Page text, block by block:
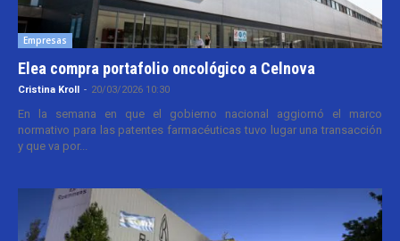
Empresas
Elea compra portafolio oncológico a Celnova
Cristina Kroll - 20/03/2026 10:30
En la semana en que el gobierno nacional aggiornó el marco
normativo para las patentes farmacéuticas tuvo lugar una transacción
y que va por...